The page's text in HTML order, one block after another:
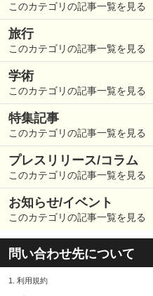
このカテゴリの記事一覧を見る
旅行
このカテゴリの記事一覧を見る
学術
このカテゴリの記事一覧を見る
特集記事
このカテゴリの記事一覧を見る
プレスリリース/コラム
このカテゴリの記事一覧を見る
お知らせ/イベント
このカテゴリの記事一覧を見る
問い合わせ先について
1. 利用規約